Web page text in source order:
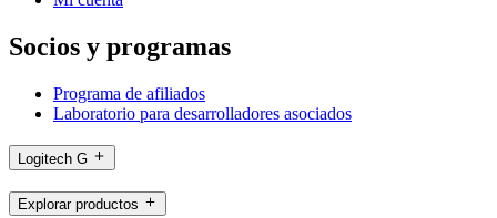
Socios y programas
Programa de afiliados
Laboratorio para desarrolladores asociados
Logitech G
Explorar productos